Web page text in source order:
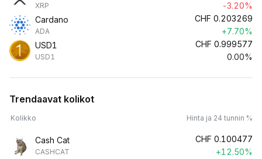
XRP
-3.20%
Cardano
ADA
CHF 0.203269
+7.70%
USD1
USD1
CHF 0.999577
0.00%
Trendaavat kolikot
Kolikko Hinta ja 24 tunnin %
Cash Cat
CASHCAT
CHF 0.100477
+12.50%